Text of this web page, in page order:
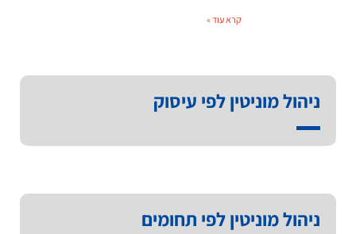
קרא עוד »
ניהול מוניטין לפי עיסוק
ניהול מוניטין לפי תחומים